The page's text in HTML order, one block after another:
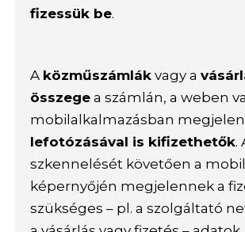
fizessük be.
A közműszámlák vagy a
összege a számlán, a weben
mobilalkalmazásban
lefotózásával is kifizethetők.
szkennelését követően a
képernyőjén megjelennek a
szükséges – pl. a szolgáltató